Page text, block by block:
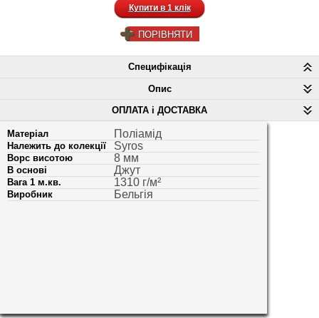
Купити в 1 клік
ПОРІВНЯТИ
Специфікація
Опис
ОПЛАТА і ДОСТАВКА
Матеріал Поліамід
Належить до колекції Syros
Ворс висотою 8 мм
В основі Джут
Вага 1 м.кв. 1310 г/м²
Виробник Бельгія